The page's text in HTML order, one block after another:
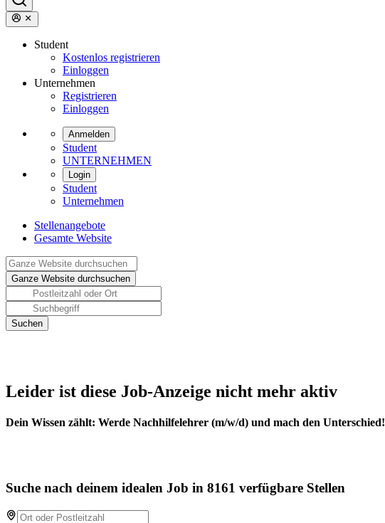
Student
Kostenlos registrieren
Einloggen
Unternehmen
Registrieren
Einloggen
Anmelden
Student
UNTERNEHMEN
Login
Student
Unternehmen
Stellenangebote
Gesamte Website
Leider ist diese Job-Anzeige nicht mehr aktiv
Dein Wissen zählt: Werde Nachhilfelehrer (m/w/d) und mach den Unterschied!
Suche nach deinem idealen Job in 8161 verfügbare Stellen